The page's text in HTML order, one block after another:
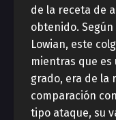
de la receta de
obtenido.
Lowian, este
mientras que
grado, era de la
comparación
tipo ataque, su